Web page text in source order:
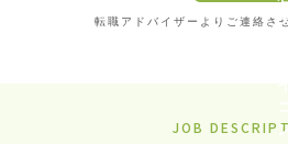
転職アドバイザーよりご連絡さ
JOB